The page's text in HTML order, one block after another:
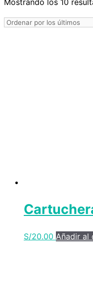
Mostrando los 10
S/20.00 Añadir al